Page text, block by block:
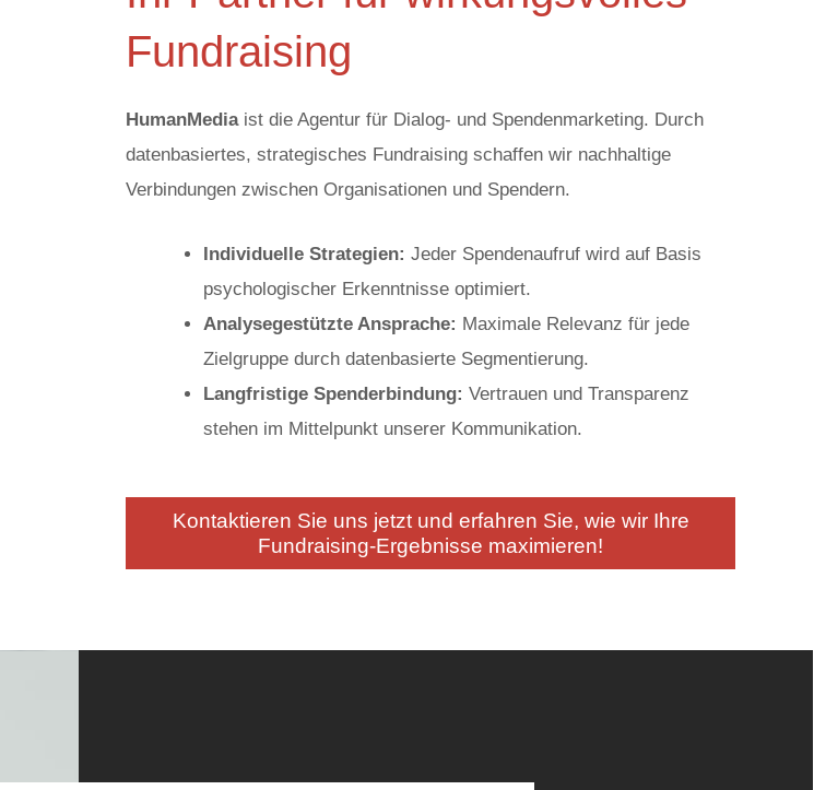
Fundraising
HumanMediaist die Agentur für Dialog- und Spendenmarketing. Durch
datenbasiertes, strategisches Fundraising schaffen wir nachhaltige
Verbindungen zwischen Organisationen und Spendern.
Individuelle Strategien: Jeder Spendenaufruf wird auf Basis
psychologischer Erkenntnisse optimiert.
Analysegestützte Ansprache: Maximale Relevanz für jede
Zielgruppe durch datenbasierte Segmentierung.
Langfristige Spenderbindung: Vertrauen und Transparenz
stehen im Mittelpunkt unserer Kommunikation.
Kontaktieren Sie uns jetzt und erfahren Sie, wie wir Ihre
Fundraising-Ergebnisse maximieren!